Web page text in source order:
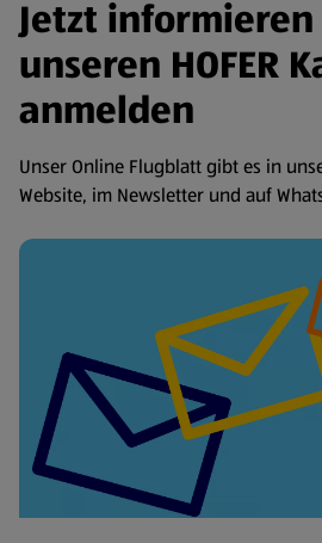
Jetzt
unseren HOFER
anmelden
Unser Online Flugblatt gibt es in
Website, im Newsletter und auf